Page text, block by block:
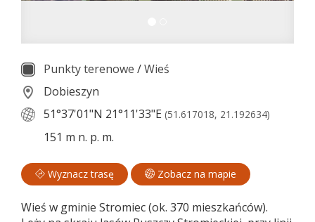
Punkty terenowe /Wieś
Dobieszyn
51°37'01"N 21°11'33"E (51.617018, 21.192634)
151 m n. p. m.
Wyznacz trasę Zobacz na mapie
Wieś w gminie Stromiec (ok. 370 mieszkańców).